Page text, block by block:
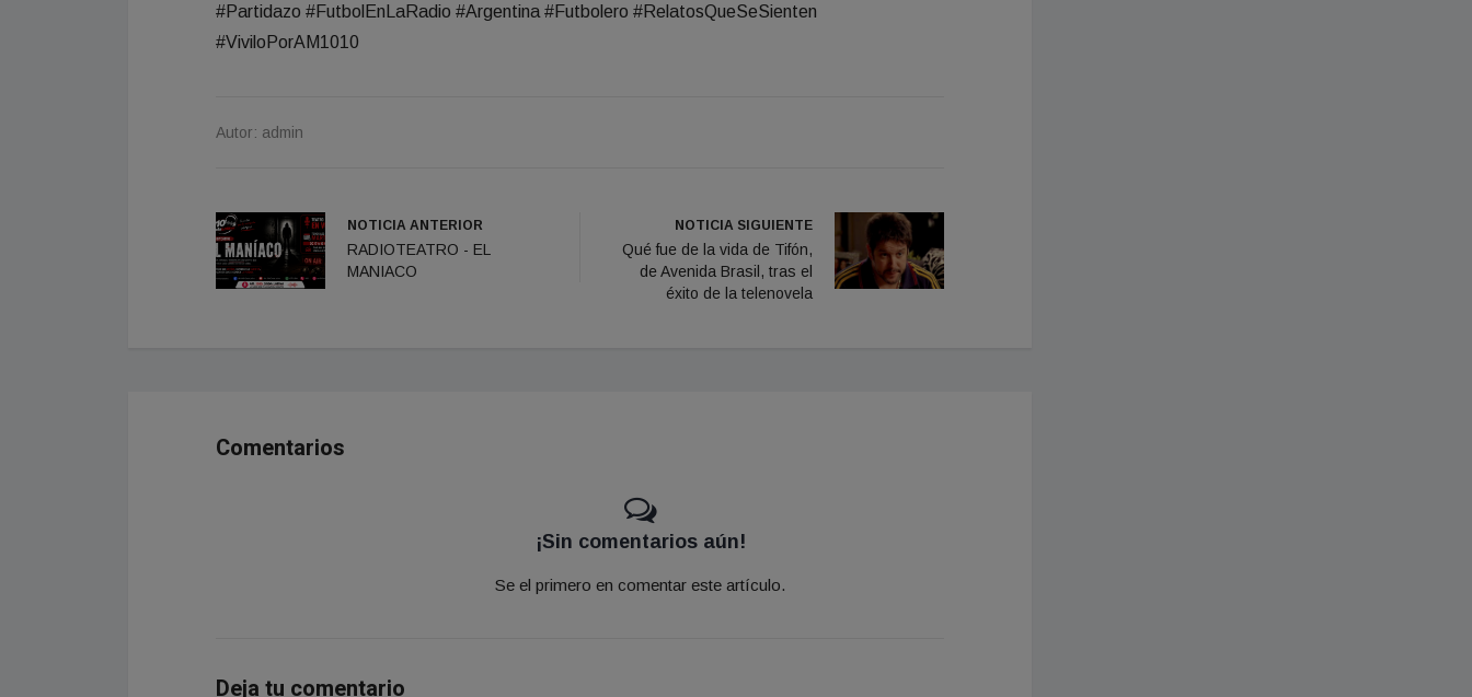
#Partidazo #FutbolEnLaRadio #Argentina #Futbolero #RelatosQueSeSienten
#ViviloPorAM1010
Autor: admin
NOTICIA ANTERIOR
RADIOTEATRO - EL
MANIACO
NOTICIA SIGUIENTE
Qué fue de la vida de Tifón,
de Avenida Brasil, tras el
éxito de la telenovela
Comentarios
¡Sin comentarios aún!
Se el primero en comentar este artículo.
Deja tu comentario